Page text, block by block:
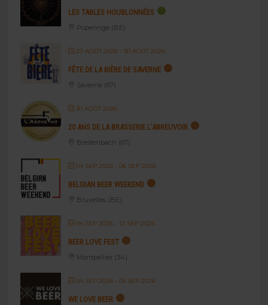
LES TABLES HOUBLONNÉES
Poperinge (BE)
27 AOÛT 2026- 30 AOÛT 2026
FÊTE DE LA BIÈRE DE SAVERNE
Saverne (67)
30 AOÛT 2026
20 ANS DE LA BRASSERIE L’ABREUVOIR
Breitenbach (67)
04 SEP 2026- 06 SEP 2026
BELGIAN BEER WEEKEND
Bruxelles (BE)
04 SEP 2026- 12 SEP 2026
BEER LOVE FEST
Montpellier (34)
04 SEP 2026- 05 SEP 2026
WE LOVE BEER